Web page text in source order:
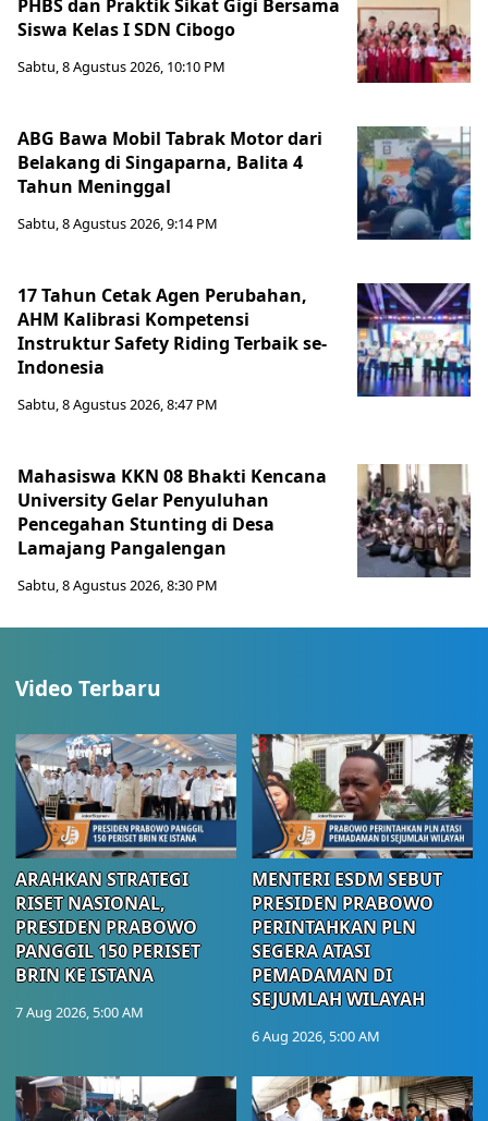
PHBS dan Praktik Sikat Gigi Bersama
Siswa Kelas I SDN Cibogo
Sabtu, 8 Agustus 2026, 10:10 PM
ABG Bawa Mobil Tabrak Motor dari
Belakang di Singaparna, Balita 4
Tahun Meninggal
Sabtu, 8 Agustus 2026, 9:14 PM
17 Tahun Cetak Agen Perubahan,
AHM Kalibrasi Kompetensi
Instruktur Safety Riding Terbaik se-
Indonesia
Sabtu, 8 Agustus 2026, 8:47 PM
Mahasiswa KKN 08 Bhakti Kencana
University Gelar Penyuluhan
Pencegahan Stunting di Desa
Lamajang Pangalengan
Sabtu, 8 Agustus 2026, 8:30 PM
Video Terbaru
ARAHKAN STRATEGI
RISET NASIONAL,
PRESIDEN PRABOWO
PANGGIL 150 PERISET
BRIN KE ISTANA
7 Aug 2026, 5:00 AM
MENTERI ESDM SEBUT
PRESIDEN PRABOWO
PERINTAHKAN PLN
SEGERA ATASI
PEMADAMAN DI
SEJUMLAH WILAYAH
6 Aug 2026, 5:00 AM